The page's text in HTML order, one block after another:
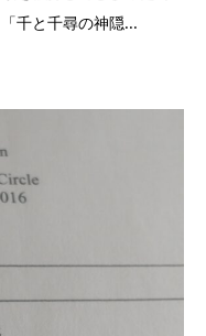
千と千尋の神隠...